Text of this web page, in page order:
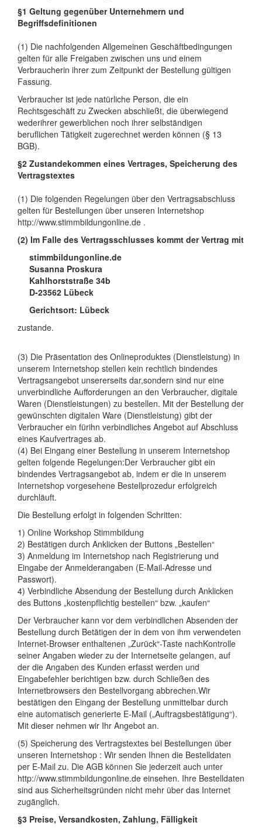
§1 Geltung gegenüber Unternehmern und
Begriffsdefinitionen
(1) Die nachfolgenden Allgemeinen Geschäftbedingungen
gelten für alle Freigaben zwischen uns und einem
Verbraucherin ihrer zum Zeitpunkt der Bestellung gültigen
Fassung.
Verbraucher ist jede natürliche Person, die ein
Rechtsgeschäft zu Zwecken abschließt, die überwiegend
wederihrer gewerblichen noch ihrer selbständigen
beruflichen Tätigkeit zugerechnet werden können (§ 13
BGB).
§2 Zustandekommen eines Vertrages, Speicherung des
Vertragstextes
(1) Die folgenden Regelungen über den Vertragsabschluss
gelten für Bestellungen über unseren Internetshop
http://www.stimmbildungonline.de .
(2) Im Falle des Vertragsschlusses kommt der Vertrag mit
stimmbildungonline.de
Susanna Proskura
Kahlhorststraße 34b
D-23562 Lübeck
Gerichtsort: Lübeck
zustande.
(3) Die Präsentation des Onlineproduktes (Dienstleistung) in
unserem Internetshop stellen kein rechtlich bindendes
Vertragsangebot unsererseits dar,sondern sind nur eine
unverbindliche Aufforderungen an den Verbraucher, digitale
Waren (Dienstleistungen) zu bestellen. Mit der Bestellung der
gewünschten digitalen Ware (Dienstleistung) gibt der
Verbraucher ein fürihn verbindliches Angebot auf Abschluss
eines Kaufvertrages ab.
(4) Bei Eingang einer Bestellung in unserem Internetshop
gelten folgende Regelungen:Der Verbraucher gibt ein
bindendes Vertragsangebot ab, indem er die in unserem
Internetshop vorgesehene Bestellprozedur erfolgreich
durchläuft.
Die Bestellung erfolgt in folgenden Schritten:
1) Online Workshop Stimmbildung
2) Bestätigen durch Anklicken der Buttons „Bestellen“
3) Anmeldung im Internetshop nach Registrierung und
Eingabe der Anmelderangaben (E-Mail-Adresse und
Passwort).
4) Verbindliche Absendung der Bestellung durch Anklicken
des Buttons „kostenpflichtig bestellen“ bzw. „kaufen“
Der Verbraucher kann vor dem verbindlichen Absenden der
Bestellung durch Betätigen der in dem von ihm verwendeten
Internet-Browser enthaltenen „Zurück“-Taste nachKontrolle
seiner Angaben wieder zu der Internetseite gelangen, auf
der die Angaben des Kunden erfasst werden und
Eingabefehler berichtigen bzw. durch Schließen des
Internetbrowsers den Bestellvorgang abbrechen.Wir
bestätigen den Eingang der Bestellung unmittelbar durch
eine automatisch generierte E-Mail („Auftragsbestätigung“).
Mit dieser nehmen wir Ihr Angebot an.
(5) Speicherung des Vertragstextes bei Bestellungen über
unseren Internetshop : Wir senden Ihnen die Bestelldaten
per E-Mail zu. Die AGB können Sie jederzeit auch unter
http://www.stimmbildungonline.de einsehen. Ihre Bestelldaten
sind aus Sicherheitsgründen nicht mehr über das Internet
zugänglich.
§3 Preise, Versandkosten, Zahlung, Fälligkeit